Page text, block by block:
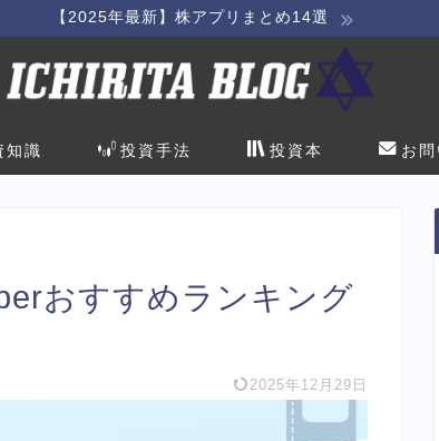
【2025年最新】株アプリまとめ14選
知識 投資手法 投資本 お
おすすめランキング
2025年12月29日